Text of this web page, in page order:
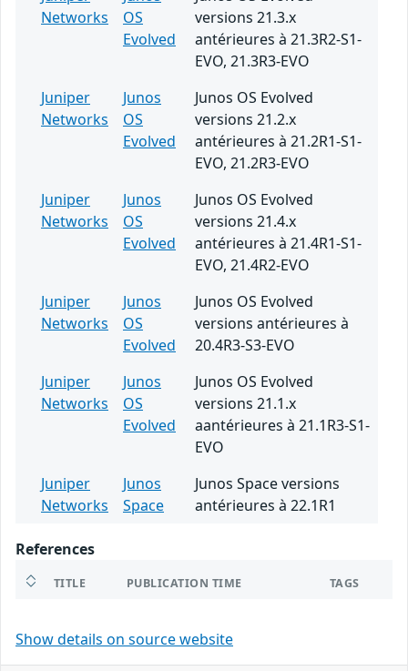
Networks
OS
Evolved
versions 21.3.x
antérieures à 21.3R2-S1-
EVO, 21.3R3-EVO
Juniper
Networks
Junos
OS
Evolved
Junos OS Evolved
versions 21.2.x
antérieures à 21.2R1-S1-
EVO, 21.2R3-EVO
Juniper
Networks
Junos
OS
Evolved
Junos OS Evolved
versions 21.4.x
antérieures à 21.4R1-S1-
EVO, 21.4R2-EVO
Juniper
Networks
Junos
OS
Evolved
Junos OS Evolved
versions antérieures à
20.4R3-S3-EVO
Juniper
Networks
Junos
OS
Evolved
Junos OS Evolved
versions 21.1.x
aantérieures à 21.1R3-S1-
EVO
Juniper
Networks
Junos
Space
Junos Space versions
antérieures à 22.1R1
References
TITLE PUBLICATION TIME TAGS
Show details on source website